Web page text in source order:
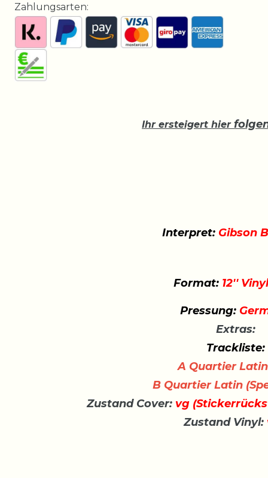
Zahlungsarten:
Ihr ersteigert hier
Interpret:Gibson
Format:12''
Pressung:
Extras:
Trackliste:
A Quartier
B Quartier Latin
Zustand Cover: vg
Zustand Vinyl: